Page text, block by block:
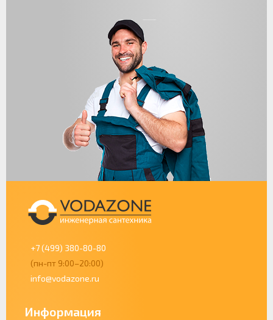
+7 (499) 380-80-80
(пн-пт 9:00–20:00)
info@vodazone.ru
Информация